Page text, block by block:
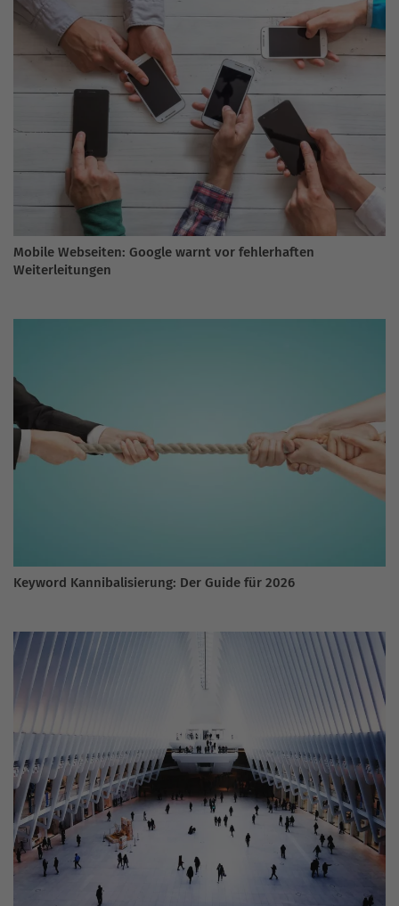
Mobile Webseiten: Google warnt vor fehlerhaften
Weiterleitungen
Keyword Kannibalisierung: Der Guide für 2026